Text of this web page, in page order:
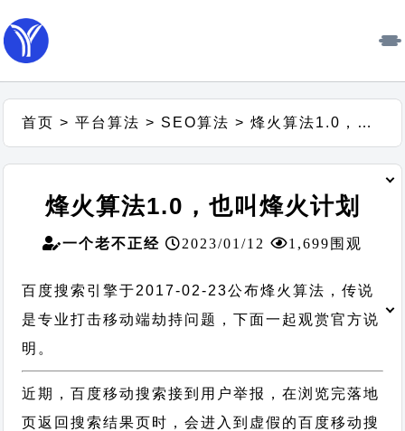
首页 >平台算法 > SEO算法 >烽火算法1.0，也叫烽火计划
烽火算法1.0，也叫烽火计划
一个老不正经 2023/01/12 1,699围观
百度搜索引擎于2017-02-23公布烽火算法，传说
是专业打击移动端劫持问题，下面一起观赏官方说
明。
近期，百度移动搜索接到用户举报，在浏览完落地
页返回搜索结果页时，会进入到虚假的百度移动搜